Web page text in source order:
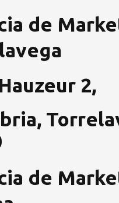
de
2,
de